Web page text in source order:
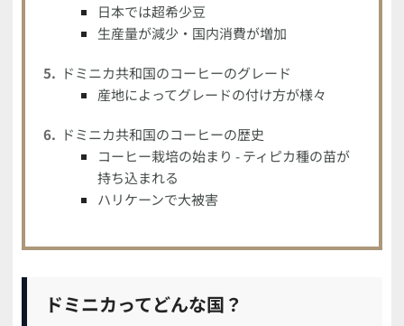
日本では超希少豆
生産量が減少・国内消費が増加
ドミニカ共和国のコーヒーのグレード
産地によってグレードの付け方が様々
ドミニカ共和国のコーヒーの歴史
コーヒー栽培の始まり - ティピカ種の苗が
持ち込まれる
ハリケーンで大被害
ドミニカってどんな国？